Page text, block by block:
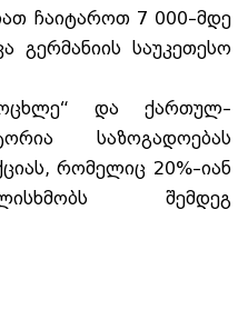
ჩაიტაროთ 7 000–მდე
საუკეთესო
და ქართულ–
საზოგადოებას
რომელიც 20%–იან
შემდეგ